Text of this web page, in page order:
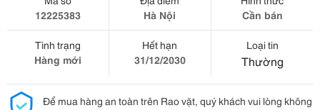
12225383
Hà Nội
Cần bán
Tình trạng
Hàng mới
Hết hạn
31/12/2030
Loại tin
Thường
Để mua hàng an toàn trên Rao vặt, quý khách vui lòng không